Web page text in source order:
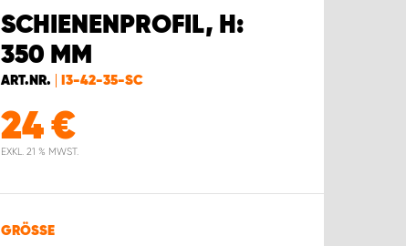
SCHIENENPROFIL, H:
350 MM
ART.NR. I3-42-35-SC
24€
EXKL. 21 % MWST.
GRÖSSE